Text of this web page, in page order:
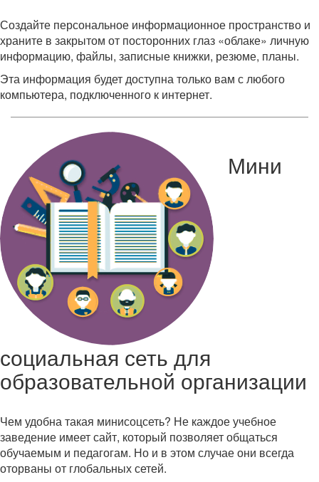
Создайте персональное информационное пространство и
храните в закрытом от посторонних глаз «облаке» личную
информацию, файлы, записные книжки, резюме, планы.
Эта информация будет доступна только вам с любого
компьютера, подключенного к интернет.
Мини
социальная сеть для
образовательной организации
Чем удобна такая минисоцсеть? Не каждое учебное
заведение имеет сайт, который позволяет общаться
обучаемым и педагогам. Но и в этом случае они всегда
оторваны от глобальных сетей.